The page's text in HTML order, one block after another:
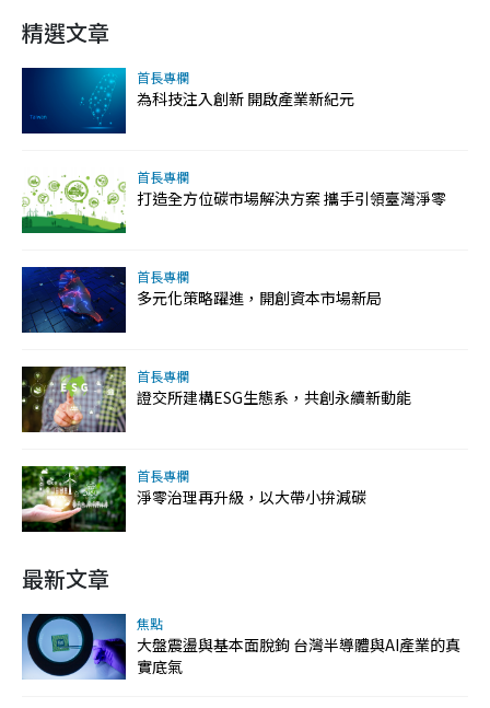
精選文章
首長專欄
為科技注入創新 開啟產業新紀元
首長專欄
打造全方位碳市場解決方案 攜手引領臺灣淨零
首長專欄
多元化策略躍進，開創資本市場新局
首長專欄
證交所建構ESG生態系，共創永續新動能
首長專欄
淨零治理再升級，以大帶小拚減碳
最新文章
焦點
大盤震盪與基本面脫鉤 台灣半導體與AI產業的真
實底氣